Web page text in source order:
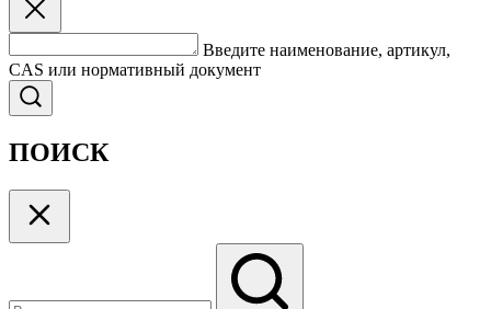
Введите наименование, артикул,
CAS или нормативный документ
ПОИСК